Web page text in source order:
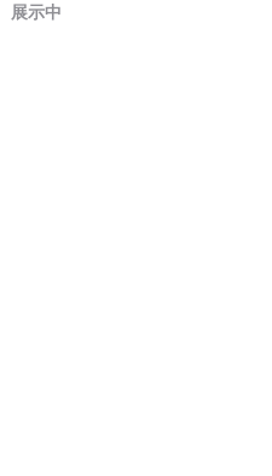
展示中